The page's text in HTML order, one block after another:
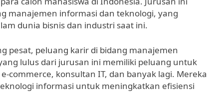
manajemen informasi dan teknologi, yang
dunia bisnis dan industri saat ini.
pesat, peluang karir di bidang manajemen
lulus dari jurusan ini memiliki peluang untuk
commerce, konsultan IT, dan banyak lagi. Mereka
informasi untuk meningkatkan efisiensi